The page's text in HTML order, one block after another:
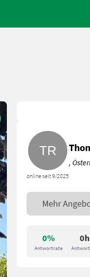
0%
Antwortrate
0h
online seit 9/2025
,
Mehr